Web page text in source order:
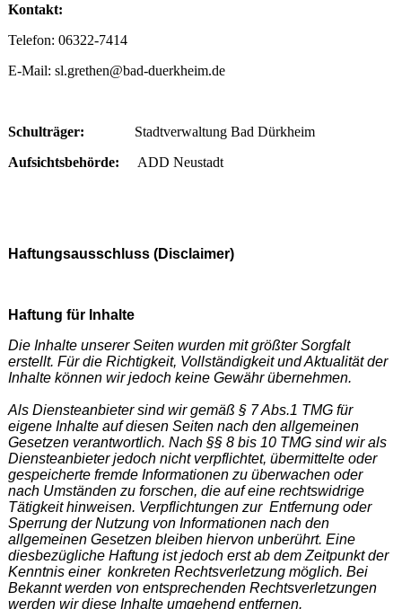
Kontakt:
Telefon: 06322-7414
E-Mail: sl.grethen@bad-duerkheim.de
Schulträger: Stadtverwaltung Bad Dürkheim
Aufsichtsbehörde: ADD Neustadt
Haftungsausschluss (Disclaimer)
Haftung für Inhalte
Die Inhalte unserer Seiten wurden mit größter Sorgfalt
erstellt. Für die Richtigkeit, Vollständigkeit und Aktualität der
Inhalte können wir jedoch keine Gewähr übernehmen.
Als Diensteanbieter sind wir gemäß § 7 Abs.1 TMG für
eigene Inhalte auf diesen Seiten nach den allgemeinen
Gesetzen verantwortlich. Nach §§ 8 bis 10 TMG sind wir als
Diensteanbieter jedoch nicht verpflichtet, übermittelte oder
gespeicherte fremde Informationen zu überwachen oder
nach Umständen zu forschen, die auf eine rechtswidrige
Tätigkeit hinweisen. Verpflichtungen zur Entfernung oder
Sperrung der Nutzung von Informationen nach den
allgemeinen Gesetzen bleiben hiervon unberührt. Eine
diesbezügliche Haftung ist jedoch erst ab dem Zeitpunkt der
Kenntnis einer konkreten Rechtsverletzung möglich. Bei
Bekannt werden von entsprechenden Rechtsverletzungen
werden wir diese Inhalte umgehend entfernen.